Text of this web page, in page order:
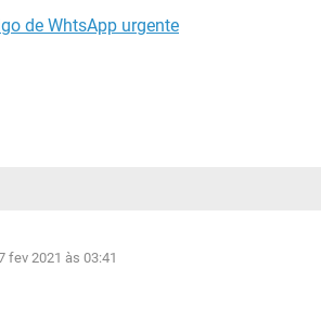
de WhtsApp urgente
fev 2021 às 03:41